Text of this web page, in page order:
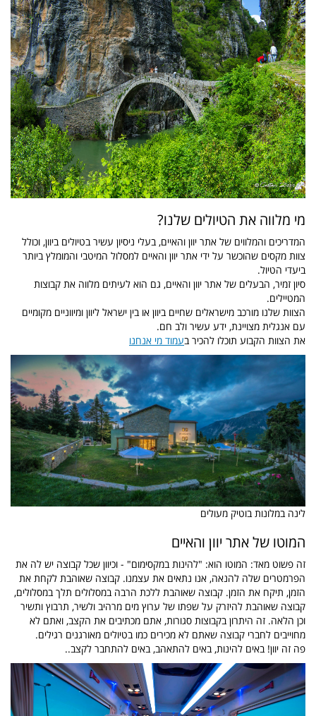
מי מלווה את הטיולים שלנו?
המדריכים והמלווים של אתר יוון והאיים, בעלי ניסיון עשיר בטיולים ביוון, וכולל
צוות מקסים שהוכשר על ידי אתר יוון והאיים למסלול המיטבי והמומלץ ביותר
ביעדי הטיול.
סיון זמיר, הבעלים של אתר יוון והאיים, גם הוא לעיתים מלווה את קבוצות
המטיילים.
הצוות שלנו מורכב מישראלים שחיים ביוון או בין ישראל ליוון ומיווניים מקומיים
עם אנגלית מצויינת, ידע עשיר ולב חם.
את הצוות הקבוע תוכלו להכיר בעמוד מי אנחנו
לינה במלונות בוטיק מעולים
המוטו של אתר יוון והאיים
זה פשוט מאד: המוטו הוא: "להינות במקסימום" - וכיוון שכל קבוצה יש לה את
הפרמטרים שלה להנאה, אנו נתאים את עצמנו. קבוצה שאוהבת לקחת את
הזמן, תיקח את הזמן. קבוצה שאוהבת ללכת הרבה במסלולים תלך במסלולים,
קבוצה שאוהבת להיזרק על שפתו של ערוץ מים מרהיב ולשיר, תרבוץ ותשיר
וכן הלאה. זה היתרון בקבוצות סגורות, אתם מכתיבים את הקצב, ואתם לא
מחוייבים לחברי קבוצה שאתם לא מכירים כמו בטיולים מאורגנים רגילים.
פה זה יוון! באים להינות, באים להתאהב, באים להתחבר לקצב..